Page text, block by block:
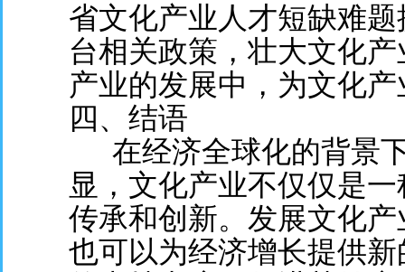
省文化产业人才短缺难
台相关政策，壮大文化
产业的发展中，为文化
四、结语
在经济全球化的背景
显，文化产业不仅仅是
传承和创新。发展文化
也可以为经济增长提供